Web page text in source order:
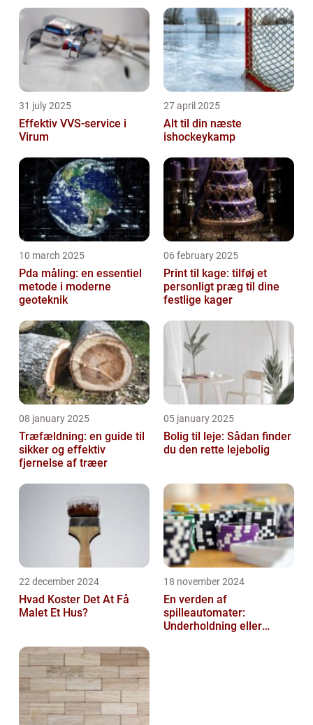
31 july 2025
Effektiv VVS-service i
Virum
27 april 2025
Alt til din næste
ishockeykamp
10 march 2025
Pda måling: en essentiel
metode i moderne
geoteknik
06 february 2025
Print til kage: tilføj et
personligt præg til dine
festlige kager
08 january 2025
Træfældning: en guide til
sikker og effektiv
fjernelse af træer
05 january 2025
Bolig til leje: Sådan finder
du den rette lejebolig
22 december 2024
Hvad Koster Det At Få
Malet Et Hus?
18 november 2024
En verden af
spilleautomater:
Underholdning eller